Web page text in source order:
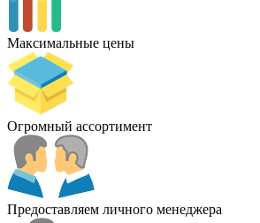
Максимальные цены
Огромный ассортимент
Предоставляем личного менеджера